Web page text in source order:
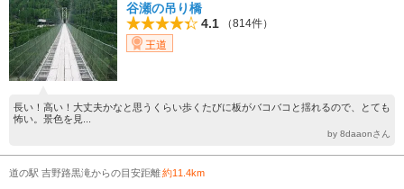
谷瀬の吊り橋
4.1
（814件）
王道
長い！高い！大丈夫かなと思うくらい歩くたびに板がバコバコと揺れるので、とても
怖い。景色を見...
by 8daaonさん
道の駅 吉野路黒滝からの目安距離約11.4km